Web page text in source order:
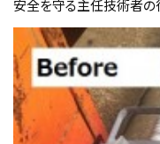
安全を守る主任技術者の